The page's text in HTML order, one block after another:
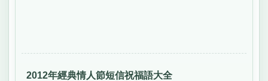
2012年經典情人節短信祝福語大全